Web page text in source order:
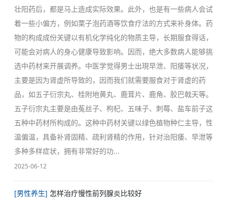
壮阳药后，都是马上造成实际效果。此外，也是有一些病人会试
着一些小偏方，例如栗子泡药酒等饮食疗法的方式来补身体。药
物的构成成份关键以有机化学纯化的物质主导，长期服食得话，
可能会对病人的身心健康导致影响。因而，绝大多数病人能够挑
选中药材来开展调养。中医学觉得男士出現早泄、阳痿等状况，
主要是因为肾虚所导致的，因而我们就需要服食对于肾虚的药
品，如五子衍宗丸、桂附地黄丸、鹿茸片、鹿角、胶巴戟天等。
五子衍宗丸主要是由菟丝子、枸杞、五味子、刺莓、盐车前子这
五种中药材所构成的。这种中药材关键以绿色植物种仁主导，性
温偏温，具备补肾固精、疏利肾精的作用，针对治阳痿、早泄等
多种多样症状，拥有非常好的功...
2025-06-12
[男性养生] 怎样治疗慢性前列腺炎比较好